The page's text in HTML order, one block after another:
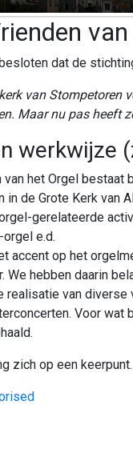
dat de
van Stompetoren
Maar nu pas heeft
werkwijze
van het Orgel
in de Grote Kerk van
gerelateerde
e.d.
accent op het
We hebben daarin
realisatie van
Voor
zich op een keerpunt.